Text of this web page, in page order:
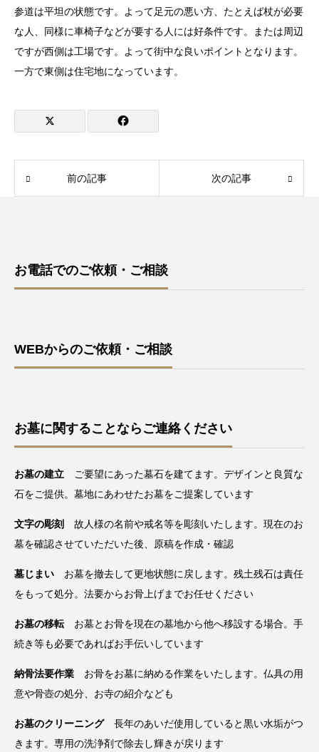
参道は平坦の状態です。よって足元の悪い方、たとえば杖が必要
な人、同様に車椅子などが要する人には好条件です。または周辺
ですが西側は工場です。よって街中な良いポイントとなります。
一方で東側は住宅地になっています。
前の記事 次の記事
お電話でのご依頼・ご相談
WEBからのご依頼・ご相談
お墓に関することならご連絡ください
お墓の建立 ご要望にあった墓石を建てます。デザインと良質な
石をご提供。墓地にあわせたお墓をご提案しています
文字の彫刻
故人様の名前や戒名等を彫刻いたします。現在のお
墓を確認させていただいた後、原稿を作成・確認
墓じまい お墓を撤去して更地状態に戻します。残土残石は責任
をもって処分。法要からお骨上げまでお任せください
お墓の移転お墓とお骨を現在の墓地から他へ移設する場合。手
続き等も必要であればお手伝いしています
納骨法要作業 お骨をお墓に納める作業をいたします。仏具の用
意や骨壺の処分、お寺の紹介なども
お墓のクリーニング長年のあいだ使用していると黒い水垢がつ
きます。専用の洗浄剤で除去し輝きが戻ります